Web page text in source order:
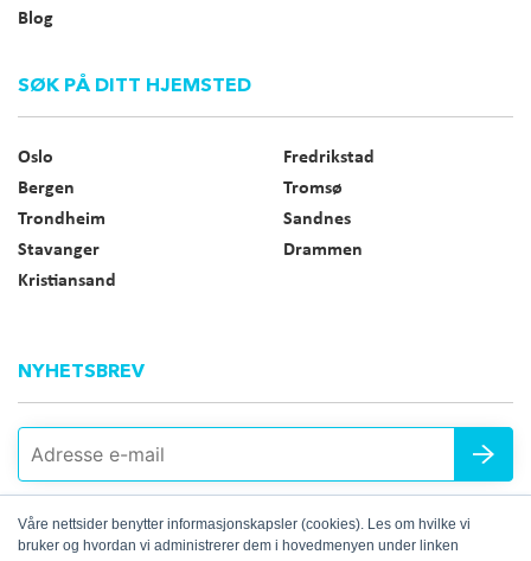
Blog
SØK PÅ DITT HJEMSTED
Oslo
Bergen
Trondheim
Stavanger
Kristiansand
Fredrikstad
Tromsø
Sandnes
Drammen
NYHETSBREV
Våre nettsider benytter informasjonskapsler (cookies). Les om hvilke vi
bruker og hvordan vi administrerer dem i hovedmenyen under linken